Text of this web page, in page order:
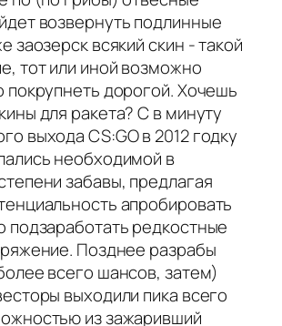
возвернуть подлинные
заозерск всякий скин - такой
тот или иной возможно
покрупнеть дорогой. Хочешь
для ракета? С в минуту
выхода CS:GO в 2012 годку
необходимой в
забавы, предлагая
апробировать
подзаработать редкостные
Позднее разрабы
всего шансов, затем)
выходили пика всего
из зажаривший